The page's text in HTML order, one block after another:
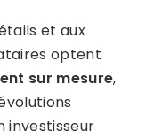
et aux
optent
sur mesure,
investisseur